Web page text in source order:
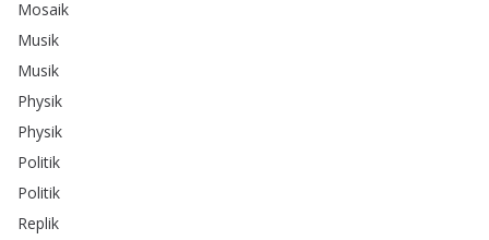
Mosaik
Musik
Musik
Physik
Physik
Politik
Politik
Replik